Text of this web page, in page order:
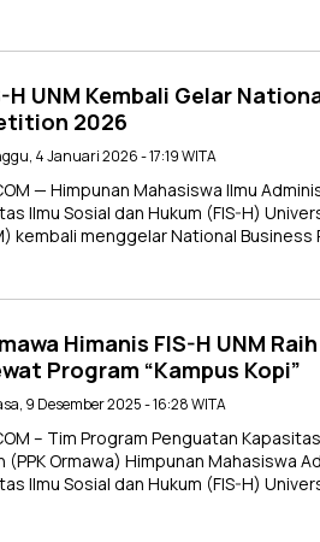
H UNM Kembali Gelar
2026
4 Januari 2026 - 17:19 WITA
— Himpunan Mahasiswa Ilmu
Ilmu Sosial dan Hukum (FIS-H)
kembali menggelar National
Himanis FIS-H UNM
Program “Kampus Kopi”
9 Desember 2025 - 16:28 WITA
– Tim Program Penguatan
(PPK Ormawa) Himpunan Mahasiswa
Ilmu Sosial dan Hukum (FIS-H)